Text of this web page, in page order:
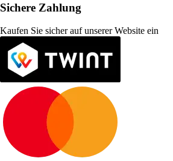
Sichere Zahlung
Kaufen Sie sicher auf unserer Website ein